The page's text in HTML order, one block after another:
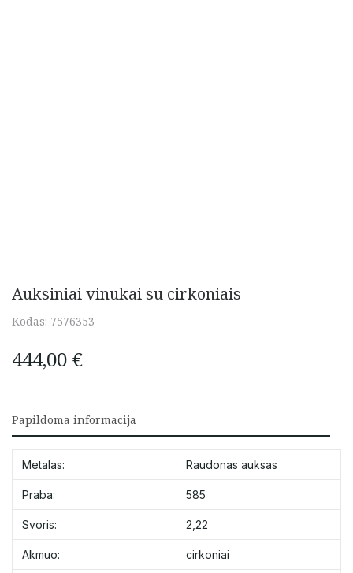
Auksiniai vinukai su cirkoniais
Kodas: 7576353
444,00 €
Papildoma informacija
Metalas: Raudonas auksas
Praba: 585
Svoris: 2,22
Akmuo: cirkoniai